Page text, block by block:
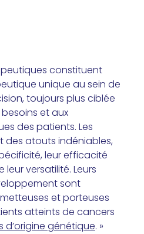
constituent
unique au sein de
toujours plus ciblée
et aux
des patients. Les
des atouts indéniables,
leur efficacité
versatilité. Leurs
sont
et porteuses
atteints de cancers
d’origine génétique. »